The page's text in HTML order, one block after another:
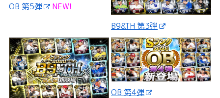
OB 第5弾
NEW!
B9&TH 第3弾
OB 第4弾